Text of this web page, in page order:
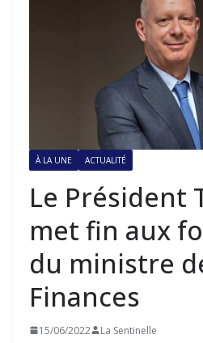
À LA UNE ACTUALITÉ
Le Président
met fin aux
du ministre
Finances
15/06/2022 La Sentinelle